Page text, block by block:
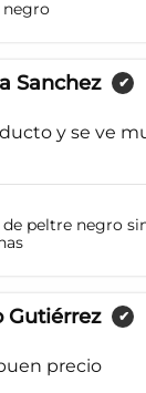
negro
Sanchez ✔
y se ve
de peltre negro
Gutiérrez ✔
precio